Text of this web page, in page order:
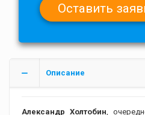
Описание
Александр Холтобин,